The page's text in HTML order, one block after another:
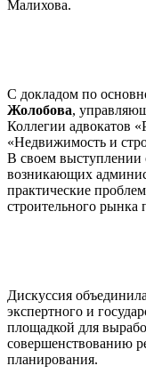
Малихова.
С докладом по
Жолобова,
Коллегии адвокатов
«Недвижимость и
В своем выступлении
возникающих
практические
строительного рынка
Дискуссия
экспертного и
площадкой для
совершенствованию
планирования.